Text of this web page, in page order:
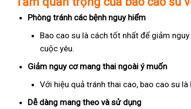
Phòng tránh các bệnh nguy hiểm
Bao cao su là cách tốt nhất để giảm
cuộc yêu.
Giảm nguy cơ mang thai ngoài ý muốn
Với hiệu quả tránh thai cao, bao cao su
Dễ dàng mang theo và sử dụng